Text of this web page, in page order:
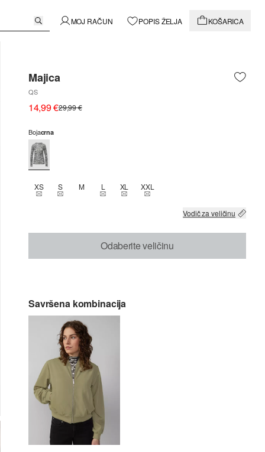
MOJ RAČUN POPIS ŽELJA KOŠARICA
Majica
QS
14,99 €29,99 €
Bojacrna
XSTHIS SIZE IS CURRENTLY OUT OF STOCK
STHIS SIZE IS CURRENTLY OUT OF STOCK
M LTHIS SIZE IS CURRENTLY OUT OF STOCK
XLTHIS SIZE IS CURRENTLY OUT OF STOCK
XXLTHIS SIZE IS CURRENTLY OUT OF
Vodič za veličinu
Odaberite veličinu
Savršena kombinacija